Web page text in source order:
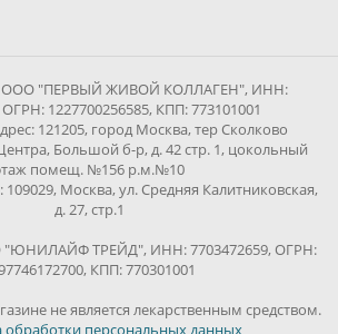
ООО "ПЕРВЫЙ ЖИВОЙ КОЛЛАГЕН", ИНН:
1227700256585, КПП: 773101001
121205, город Москва, тер Сколково
Большой б-р, д. 42 стр. 1, цокольный
помещ. №156 р.м.№10
109029, Москва, ул. Средняя Калитниковская,
д. 27, стр.1
"ЮНИЛАЙФ ТРЕЙД", ИНН: 7703472659, ОГРН:
КПП: 770301001
не является лекарственным средством.
обработки персональных данных